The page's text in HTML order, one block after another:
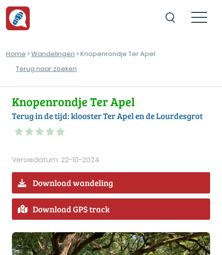
Home >Wandelingen > Knopenrondje Ter Apel
Terug naar zoeken
Knopenrondje Ter Apel
Terug in de tijd: klooster Ter Apel en de Lourdesgrot
Versiedatum: 22-10-2024
Download wandeling
Download GPS track